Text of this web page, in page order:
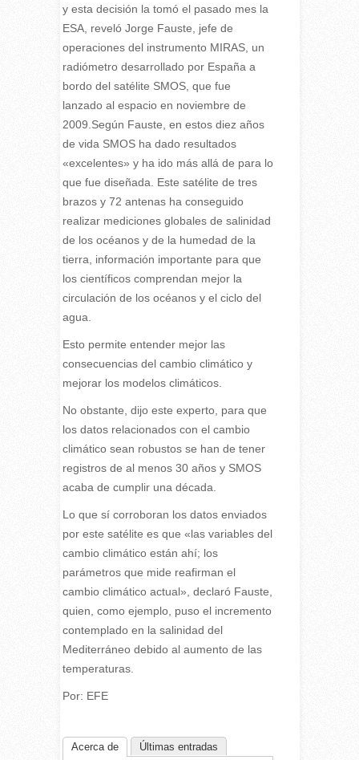
y esta decisión la tomó el pasado mes la
ESA, reveló Jorge Fauste, jefe de
operaciones del instrumento MIRAS, un
radiómetro desarrollado por España a
bordo del satélite SMOS, que fue
lanzado al espacio en noviembre de
2009.Según Fauste, en estos diez años
de vida SMOS ha dado resultados
«excelentes» y ha ido más allá de para lo
que fue diseñada. Este satélite de tres
brazos y 72 antenas ha conseguido
realizar mediciones globales de salinidad
de los océanos y de la humedad de la
tierra, información importante para que
los científicos comprendan mejor la
circulación de los océanos y el ciclo del
agua.
Esto permite entender mejor las
consecuencias del cambio climático y
mejorar los modelos climáticos.
No obstante, dijo este experto, para que
los datos relacionados con el cambio
climático sean robustos se han de tener
registros de al menos 30 años y SMOS
acaba de cumplir una década.
Lo que sí corroboran los datos enviados
por este satélite es que «las variables del
cambio climático están ahí; los
parámetros que mide reafirman el
cambio climático actual», declaró Fauste,
quien, como ejemplo, puso el incremento
contemplado en la salinidad del
Mediterráneo debido al aumento de las
temperaturas.
Por: EFE
Acerca de Últimas entradas